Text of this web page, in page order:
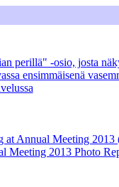
perillä" -osio, josta
ensimmäisenä
at Annual Meeting 2013
Meeting 2013 Photo